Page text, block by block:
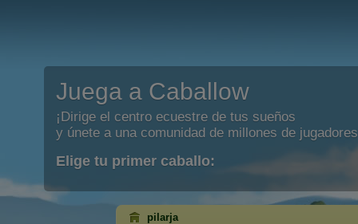
Juega a Caballow
¡Dirige el centro ecuestre de tus sueños
y únete a una comunidad de millones de
Elige tu primer caballo:
pilarja